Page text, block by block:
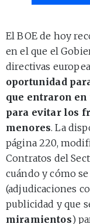
El BOE de hoy
en el que el
directivas
oportunidad
que entraron en
para evitar los
menores. La
página 220,
Contratos del
cuándo y cómo
(adjudicaciones
publicidad y que
miramientos)